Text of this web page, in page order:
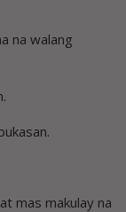
na walang
mas makulay na